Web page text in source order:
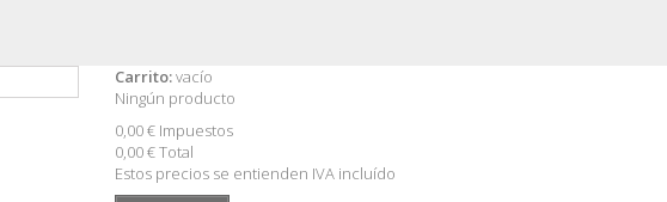
Carrito:vacío
Ningún producto
0,00 € Impuestos
0,00 €Total
Estos precios se entienden IVA incluído